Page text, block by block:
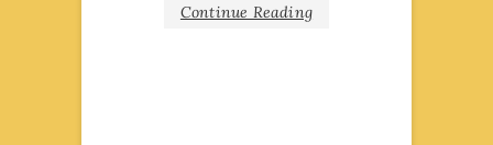
Continue Reading